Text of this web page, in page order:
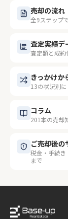
売却の流れ
全9ステップ
査定実績デ
査定額と成約
きっかけか
13の状況別
コラム
201本の売却
ご売却後の
税金・手続き
まで